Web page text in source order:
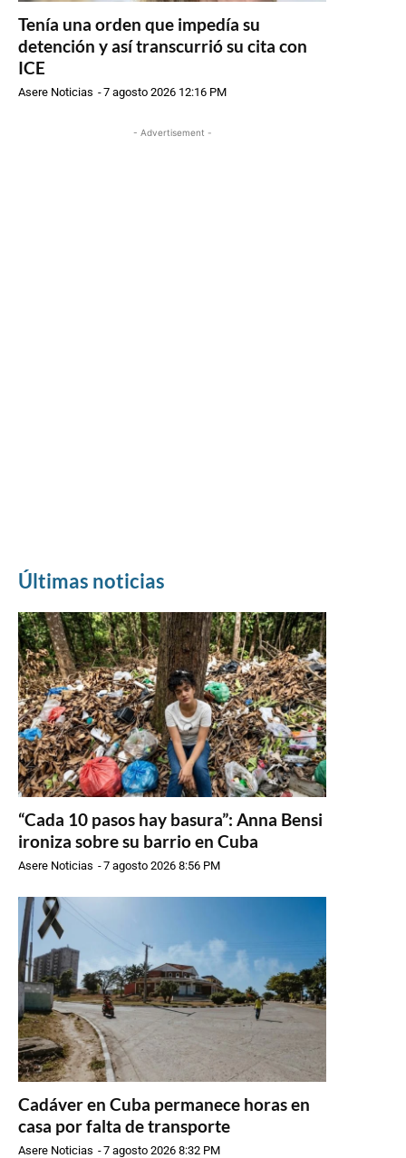
Tenía una orden que impedía su
detención y así transcurrió su cita con
ICE
Asere Noticias -7 agosto 2026 12:16 PM
- Advertisement -
Últimas noticias
“Cada 10 pasos hay basura”: Anna Bensi
ironiza sobre su barrio en Cuba
Asere Noticias -7 agosto 2026 8:56 PM
Cadáver en Cuba permanece horas en
casa por falta de transporte
Asere Noticias -7 agosto 2026 8:32 PM